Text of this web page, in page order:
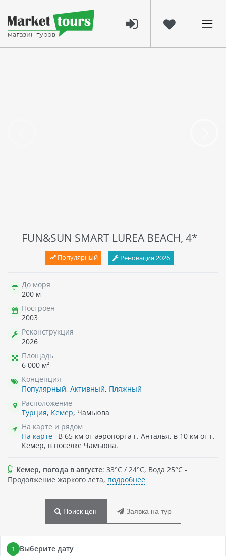
FUN&SUN SMART LUREA BEACH, 4*
Популярный Реновация 2026
До моря
200 м
Построен
2003
Реконструкция
2026
Площадь
6 000 м²
Концепция
Популярный, Активный, Пляжный
Расположение
Турция, Кемер, Чамьюва
На карте и рядом
На карте
В 65 км от аэропорта г. Анталья, в 10 км от г.
Кемер, в поселке Чамьюва.
Кемер, погода в августе: 33°C / 24°C, Вода 25°C -
Продолжение жаркого лета, подробнее
Поиск цен Заявка на тур
1 Выберите дату